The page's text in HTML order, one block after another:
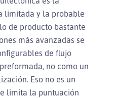
limitada y la probable
de producto bastante
más avanzadas se
de flujo
no como un
Eso no es un
limita la puntuación